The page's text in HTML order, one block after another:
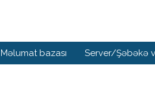
Məlumat bazası Server/Şəbəkə